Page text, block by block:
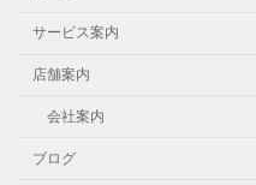
サービス案内
店舗案内
会社案内
ブログ